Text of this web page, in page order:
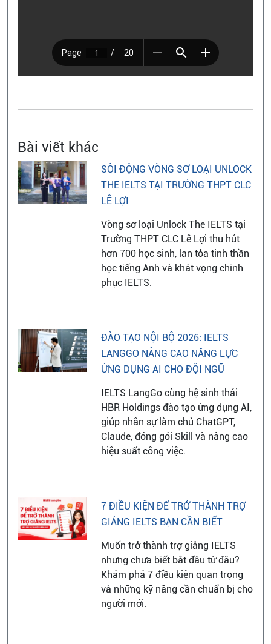
Bài viết khác
SÔI ĐỘNG VÒNG SƠ LOẠI UNLOCK
THE IELTS TẠI TRƯỜNG THPT CLC
LÊ LỢI
Vòng sơ loại Unlock The IELTS tại
Trường THPT CLC Lê Lợi thu hút
hơn 700 học sinh, lan tỏa tinh thần
học tiếng Anh và khát vọng chinh
phục IELTS.
ĐÀO TẠO NỘI BỘ 2026: IELTS
LANGGO NÂNG CAO NĂNG LỰC
ỨNG DỤNG AI CHO ĐỘI NGŨ
IELTS LangGo cùng hệ sinh thái
HBR Holdings đào tạo ứng dụng AI,
giúp nhân sự làm chủ ChatGPT,
Claude, đóng gói Skill và nâng cao
hiệu suất công việc.
7 ĐIỀU KIỆN ĐỂ TRỞ THÀNH TRỢ
GIẢNG IELTS BẠN CẦN BIẾT
Muốn trở thành trợ giảng IELTS
nhưng chưa biết bắt đầu từ đâu?
Khám phá 7 điều kiện quan trọng
và những kỹ năng cần chuẩn bị cho
người mới.